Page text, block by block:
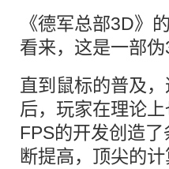
《德军总部3D》
看来，这是一部伪
直到鼠标的普及
后，玩家在理论
FPS的开发创造
断提高，顶尖的